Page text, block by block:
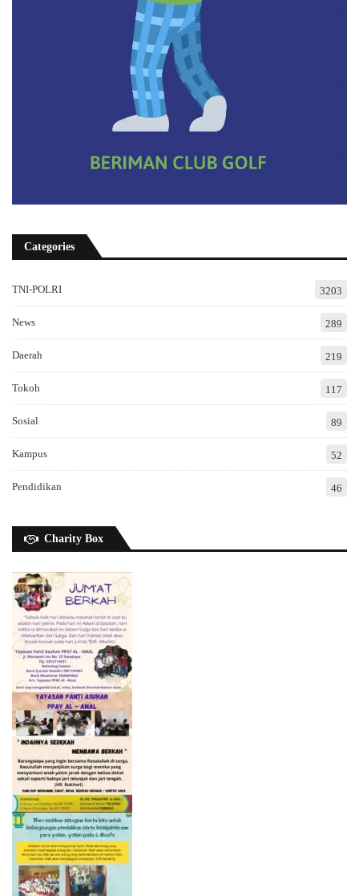
Categories
TNI-POLRI 3203
News 289
Daerah 219
Tokoh 117
Sosial 89
Kampus 52
Pendidikan 46
Charity Box